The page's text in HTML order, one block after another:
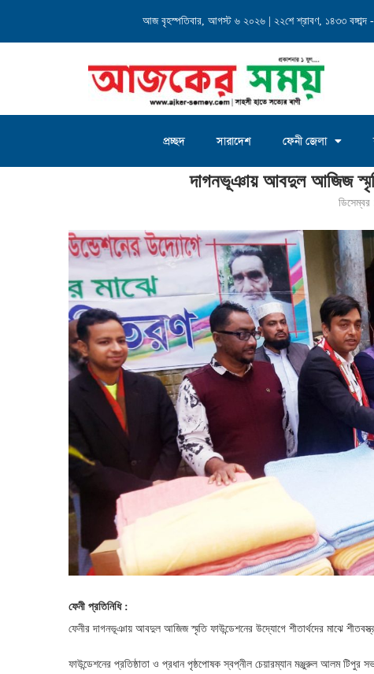
আজ বৃহস্পতিবার, আগস্ট ৬ ২০২৬ | ২২শে শ্রাবণ, ১৪৩৩ বঙ্গাব্দ
চৌদ্দগ্রাম জগন্নাথদিঘী ইউনিয়নে
প্রচ্ছদ সারাদেশ ফেনী জেলা
দাগনভূঞায় আবদুল আজিজ স্মৃতি ফাউন্ডেশনের শীতবস্ত্র বিতরণ
দাগনভূঞায় আবদুল আজিজ
ফেনী প্রতিনিধি :
ফেনীর দাগনভূঞায় আবদুল আজিজ স্মৃতি ফাউন্ডেশনের উদ্যোগে শীতার্থদের মাঝে
ফাউন্ডেশনের প্রতিষ্ঠাতা ও প্রধান পৃষ্ঠপোষক স্বপ্নীল চেয়ারম্যান মঞ্জুরুল আলম টিপুর